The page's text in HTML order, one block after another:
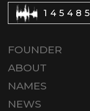
145485
FOUNDER
ABOUT
NAMES
NEWS